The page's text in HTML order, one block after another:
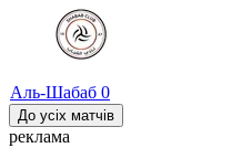
Аль-Шабаб 0
До усіх матчів
реклама